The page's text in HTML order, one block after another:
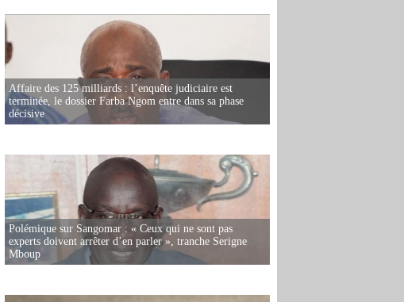
Affaire des 125 milliards : l’enquête judiciaire est
terminée, le dossier Farba Ngom entre dans sa phase
décisive
Polémique sur Sangomar : « Ceux qui ne sont pas
experts doivent arrêter d’en parler », tranche Serigne
Mboup